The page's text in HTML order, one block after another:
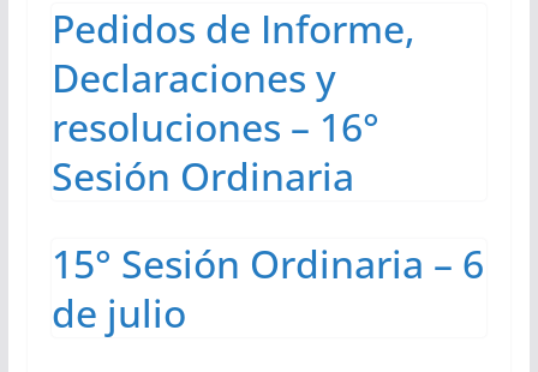
Pedidos de Informe,
Declaraciones y
resoluciones – 16°
Sesión Ordinaria
15° Sesión Ordinaria – 6
de julio